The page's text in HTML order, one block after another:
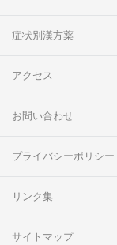
症状別漢方薬
アクセス
お問い合わせ
プライバシーポリシー
リンク集
サイトマップ